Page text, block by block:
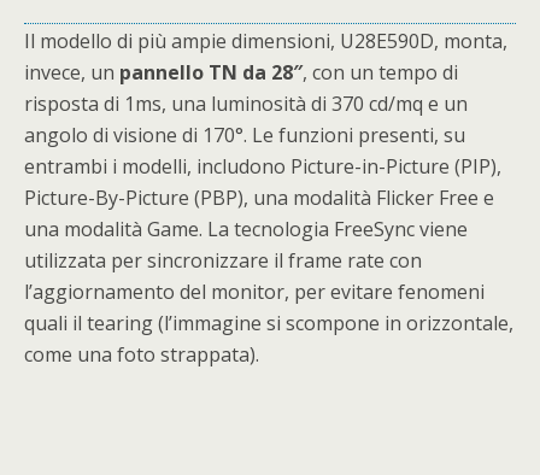
Il modello di più ampie dimensioni, U28E590D, monta,
invece, un pannello TN da 28″, con un tempo di
risposta di 1ms, una luminosità di 370 cd/mq e un
angolo di visione di 170°. Le funzioni presenti, su
entrambi i modelli, includono Picture-in-Picture (PIP),
Picture-By-Picture (PBP), una modalità Flicker Free e
una modalità Game. La tecnologia FreeSync viene
utilizzata per sincronizzare il frame rate con
l’aggiornamento del monitor, per evitare fenomeni
quali il tearing (l’immagine si scompone in orizzontale,
come una foto strappata).